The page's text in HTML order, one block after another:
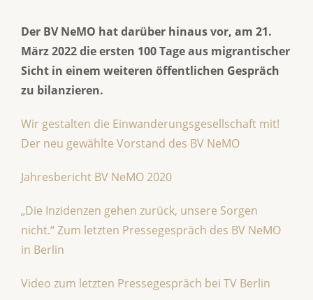
Der BV NeMO hat darüber hinaus vor, am 21.
März 2022 die ersten 100 Tage aus migrantischer
Sicht in einem weiteren öffentlichen Gespräch
zu bilanzieren.
Wir gestalten die Einwanderungsgesellschaft mit!
Der neu gewählte Vorstand des BV NeMO
Jahresbericht BV NeMO 2020
„Die Inzidenzen gehen zurück, unsere Sorgen
nicht.“ Zum letzten Pressegespräch des BV NeMO
in Berlin
Video zum letzten Pressegespräch bei TV Berlin